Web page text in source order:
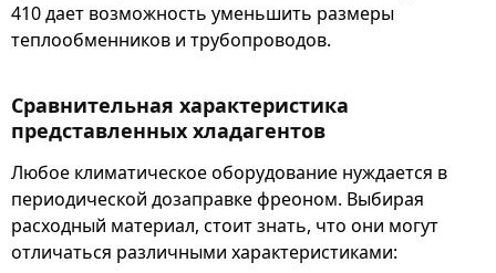
410 дает возможность уменьшить размеры
теплообменников и трубопроводов.
Сравнительная характеристика
представленных хладагентов
Любое климатическое оборудование нуждается в
периодической дозаправке фреоном. Выбирая
расходный материал, стоит знать, что они могут
отличаться различными характеристиками: